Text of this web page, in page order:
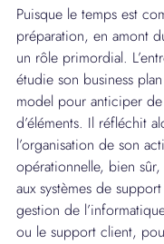
Puisque le temps est
préparation, en amont
un rôle primordial.
étudie son business
model pour anticiper
d’éléments. Il réfléchit
l’organisation de son
opérationnelle, bien
aux systèmes de
gestion de
ou le support client,